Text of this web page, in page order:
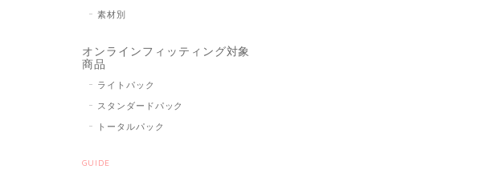
素材別
オンラインフィッティング対象
商品
ライトパック
スタンダードパック
トータルパック
GUIDE